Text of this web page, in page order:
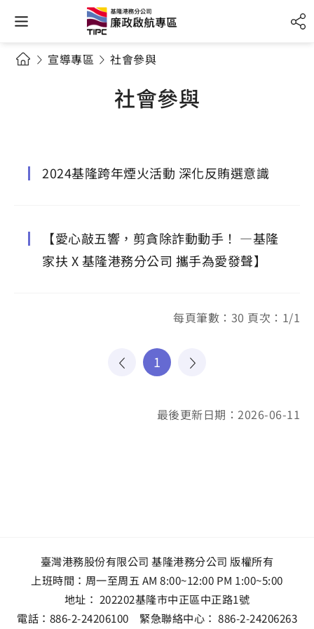
宣導專區 社會參與
社會參與
2024基隆跨年煙火活動 深化反賄選意識
【愛心敲五響，剪貪除詐動動手！ —基隆
家扶 X 基隆港務分公司 攜手為愛發聲】
每頁筆數：30 頁次：1/1
1
最後更新日期：2026-06-11
臺灣港務股份有限公司 基隆港務分公司 版權所有
上班時間：周一至周五 AM 8:00~12:00 PM 1:00~5:00
地址： 202202基隆市中正區中正路1號
電話： 886-2-24206100 緊急聯絡中心： 886-2-24206263